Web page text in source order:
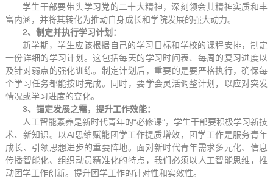
学生干部要带头学习党的二十大精神，深刻领会其精神实质和丰
富内涵，并将其转化为推动自身成长和学院发展的强大动力。
2、 制定并执行学习计划：
新学期，学生应该根据自己的学习目标和学校的课程安排，制定
一份详细的学习计划。这包括每天的学习时间表、每周的复习进度以
及针对弱点的强化训练。制定计划后，重要的是要严格执行，确保每
个学习任务都能按时完成。同时，要学会灵活调整计划，以应对突发
情况或学习进度的变化。
3、 锚定发展之需， 提升工作效能：
人工智能素养是新时代青年的“必修课”，学生干部要积极学习新技
术、新知识。以AI思维赋能团学工作提质增效，团学工作是服务青年
成长、引领思想进步的重要阵地。面对新时代青年需求多元化、信息
传播智能化、组织动员精准化的特点，我们必须以人工智能思维，推
动团学工作创新。提升团学工作的针对性和实效性。